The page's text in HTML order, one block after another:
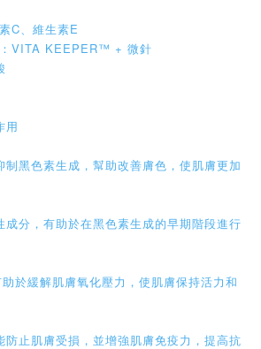
C、維生素E
VITA KEEPER™️ + 微針
用
制黑色素生成，幫助改善膚色，使肌膚更加
成分，有助於在黑色素生成的早期階段進行
於緩解肌膚氧化壓力，使肌膚保持活力和
防止肌膚受損，並增強肌膚免疫力，提高抗